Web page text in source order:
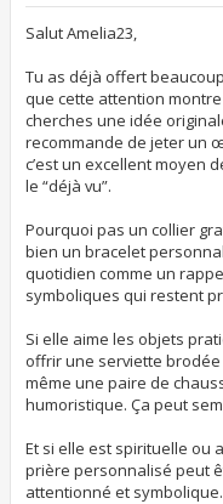
s
e
Salut Amelia23,
Tu as déjà offert
que cette attention
cherches une idée
recommande de jeter un
c’est un excellent moyen
le “déjà vu”.
Pourquoi pas un collier
bien un bracelet
quotidien comme un
symboliques qui restent
Si elle aime les objets
offrir une serviette
même une paire de
humoristique. Ça peut
Et si elle est spirituelle ou
prière personnalisé peut
attentionné et symbolique.